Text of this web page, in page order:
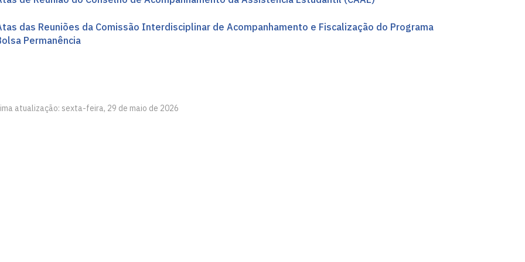
das Reuniões da Comissão Interdisciplinar de Acompanhamento e Fiscalização do Programa
Permanência
atualização: sexta-feira, 29 de maio de 2026